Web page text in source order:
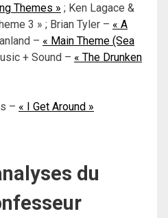
Themes » ; Ken Lagace &
3 » ; Brian Tyler – « A
– « Main Theme (Sea
+ Sound – « The Drunken
– « I Get Around »
du